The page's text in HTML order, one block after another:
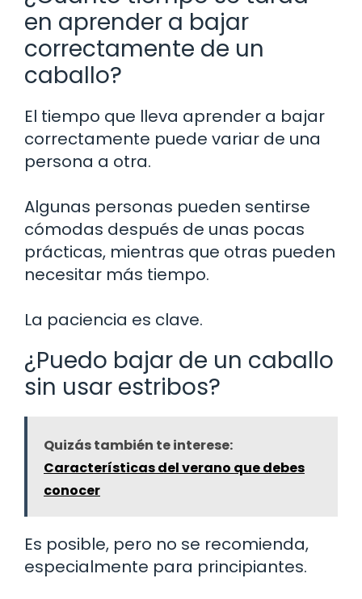
en aprender a bajar
correctamente de un
caballo?
El tiempo que lleva aprender a bajar
correctamente puede variar de una
persona a otra.
Algunas personas pueden sentirse
cómodas después de unas pocas
prácticas, mientras que otras pueden
necesitar más tiempo.
La paciencia es clave.
¿Puedo bajar de un caballo
sin usar estribos?
Quizás también te interese:
Características del verano que debes
conocer
Es posible, pero no se recomienda,
especialmente para principiantes.